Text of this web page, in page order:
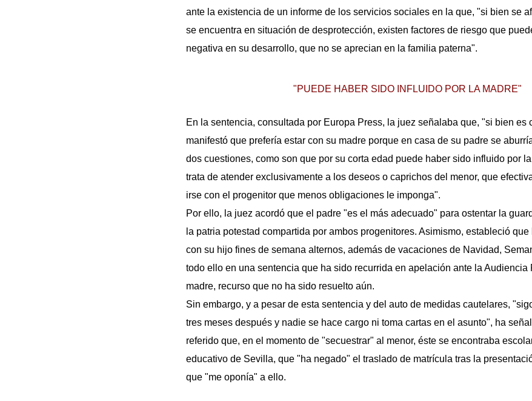
ante la existencia de un informe de los servicios sociales en la que, "si bien se
se encuentra en situación de desprotección, existen factores de riesgo que
negativa en su desarrollo, que no se aprecian en la familia paterna".
"PUEDE HABER SIDO INFLUIDO POR LA MADRE"
En la sentencia, consultada por Europa Press, la juez señalaba que, "si bien es
manifestó que prefería estar con su madre porque en casa de su padre se
dos cuestiones, como son que por su corta edad puede haber sido influido por
trata de atender exclusivamente a los deseos o caprichos del menor, que
irse con el progenitor que menos obligaciones le imponga".
Por ello, la juez acordó que el padre "es el más adecuado" para ostentar la
la patria potestad compartida por ambos progenitores. Asimismo, estableció
con su hijo fines de semana alternos, además de vacaciones de Navidad,
todo ello en una sentencia que ha sido recurrida en apelación ante la Audiencia
madre, recurso que no ha sido resuelto aún.
Sin embargo, y a pesar de esta sentencia y del auto de medidas cautelares,
tres meses después y nadie se hace cargo ni toma cartas en el asunto", ha
referido que, en el momento de "secuestrar" al menor, éste se encontraba
educativo de Sevilla, que "ha negado" el traslado de matrícula tras la
que "me oponía" a ello.